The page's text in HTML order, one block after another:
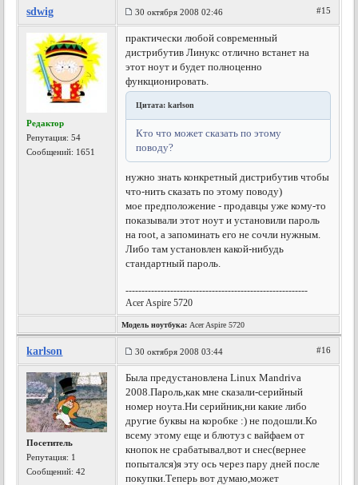
sdwig 30 октября 2008 02:46 #15
Редактор
Репутация:54
Сообщений: 1651
практически любой современный
дистрибутив Линукс отлично встанет на
этот ноут и будет полноценно
функционировать.
Цитата: karlson
Кто что может сказать по этому
поводу?
нужно знать конкретный дистрибутив чтобы
что-нить сказать по этому поводу)
мое предположение - продавцы уже кому-то
показывали этот ноут и установили пароль
на root, а запоминать его не сочли нужным.
Либо там установлен какой-нибудь
стандартный пароль.
---------------------------------------------------------
Acer Aspire 5720
Модель ноутбука: Acer Aspire 5720
karlson 30 октября 2008 03:44 #16
Посетитель
Репутация: 1
Сообщений: 42
Была предустановлена Linux Mandriva
2008.Пароль,как мне сказали-серийный
номер ноута.Ни серийник,ни какие либо
другие буквы на коробке :) не подошли.Ко
всему этому еще и блютуз с вайфаем от
кнопок не срабатывал,вот и снес(вернее
попытался)я эту ось через пару дней после
покупки.Теперь вот думаю,может